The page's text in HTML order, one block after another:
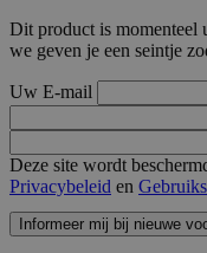
Dit product is momenteel
we geven je een seintje
Uw E-mail
Deze site wordt
Privacybeleid en
Informeer mij bij nieuwe